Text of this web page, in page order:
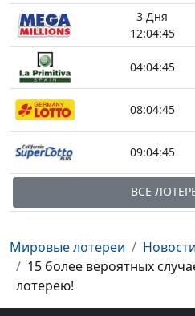
3 Дня
12:04:44
04:04:44
08:04:44
09:04:44
ВСЕ
Мировые лотереи
15 более вероятных
лотерею!